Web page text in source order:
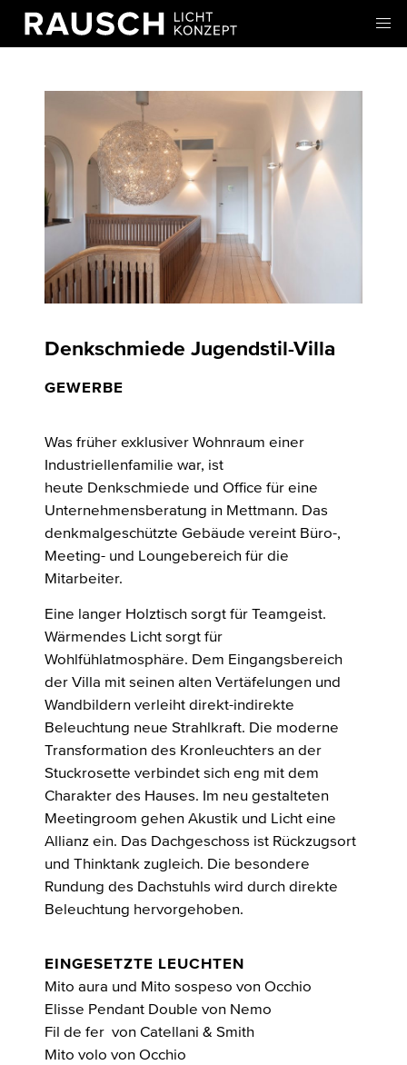
Denkschmiede Jugendstil-Villa
GEWERBE
Was früher exklusiver Wohnraum einer
Industriellenfamilie war, ist
heute Denkschmiede und Office für eine
Unternehmensberatung in Mettmann. Das
denkmalgeschützte Gebäude vereint Büro-,
Meeting- und Loungebereich für die
Mitarbeiter.
Eine langer Holztisch sorgt für Teamgeist.
Wärmendes Licht sorgt für
Wohlfühlatmosphäre. Dem Eingangsbereich
der Villa mit seinen alten Vertäfelungen und
Wandbildern verleiht direkt-indirekte
Beleuchtung neue Strahlkraft. Die moderne
Transformation des Kronleuchters an der
Stuckrosette verbindet sich eng mit dem
Charakter des Hauses. Im neu gestalteten
Meetingroom gehen Akustik und Licht eine
Allianz ein. Das Dachgeschoss ist Rückzugsort
und Thinktank zugleich. Die besondere
Rundung des Dachstuhls wird durch direkte
Beleuchtung hervorgehoben.
EINGESETZTE LEUCHTEN
Mito aura und Mito sospeso von Occhio
Elisse Pendant Double von Nemo
Fil de fer von Catellani & Smith
Mito volo von Occhio